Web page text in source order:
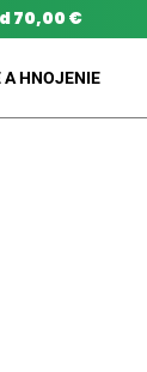
70,00 €
A HNOJENIE